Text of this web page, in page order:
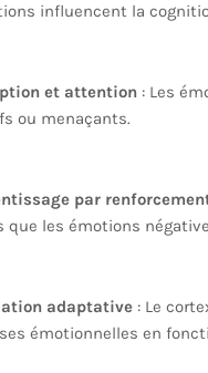
influencent la
et attention: Les
ou menaçants.
par
que les émotions
adaptative: Le
émotionnelles en